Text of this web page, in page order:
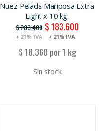
Nuez Pelada Mariposa Extra
Light x 10 kg.
$ 203.400
+ 21% IVA
Oferta
$ 183.600
+ 21% IVA
$ 18.360 por 1 kg
Sin stock